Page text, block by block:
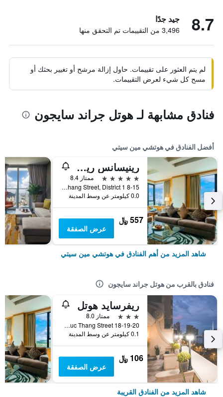
8.7 جيد جدًا
3,496 من التقييمات تم التحقق منها
لم يتم العثور على تقييمات. حاول إزالة مرشح أو تغيير بحثك أو
مسح كل شيء لعرض التقييمات.
فنادق مشابهة لـ هوتل جراند سايجون
أفضل الفنادق في هوتشي مين سيتي
رينيسانس ريفرسايد هوتل سايجون
5 نجوم
ممتاز 8.4
8-15 Ton Duc Thang Street, District 1, هوتشي مين سيتي, فيتنام
0.0 كيلومتر عن وسط المدينة
557 ﷼
عرض الصفقة
شاهد المزيد من أهم الفنادق في هوتشي مين سيتي
فنادق بالقرب من هوتل جراند سايجون
ريفرسايد هوتل
3 نجوم
ممتاز 8.0
18-19-20 Ton Duc Thang Street, هوتشي مين سيتي, فيتنام
0.1 كيلومتر عن وسط المدينة
106 ﷼
عرض الصفقة
شاهد المزيد من الفنادق القريبة